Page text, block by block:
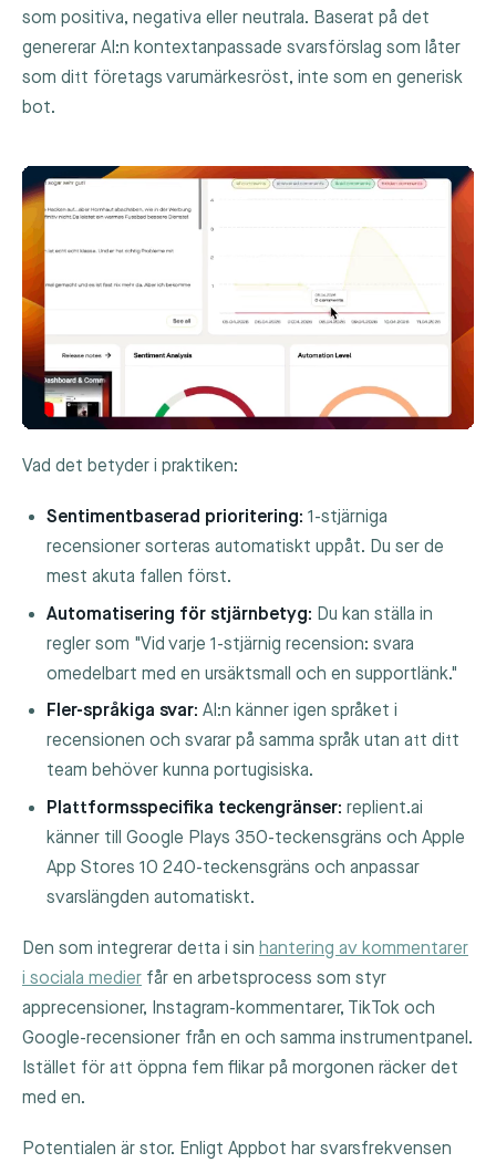
som positiva, negativa eller neutrala. Baserat på det
genererar AI:n kontextanpassade svarsförslag som låter
som ditt företags varumärkesröst, inte som en generisk
bot.
Vad det betyder i praktiken:
Sentimentbaserad prioritering: 1-stjärniga
recensioner sorteras automatiskt uppåt. Du ser de
mest akuta fallen först.
Automatisering för stjärnbetyg: Du kan ställa in
regler som "Vid varje 1-stjärnig recension: svara
omedelbart med en ursäktsmall och en supportlänk."
Fler-språkiga svar: AI:n känner igen språket i
recensionen och svarar på samma språk utan att ditt
team behöver kunna portugisiska.
Plattformsspecifika teckengränser: replient.ai
känner till Google Plays 350-teckensgräns och Apple
App Stores 10 240-teckensgräns och anpassar
svarslängden automatiskt.
Den som integrerar detta i sin hantering av kommentarer
i sociala medier får en arbetsprocess som styr
apprecensioner, Instagram-kommentarer, TikTok och
Google-recensioner från en och samma instrumentpanel.
Istället för att öppna fem flikar på morgonen räcker det
med en.
Potentialen är stor. Enligt Appbot har svarsfrekvensen